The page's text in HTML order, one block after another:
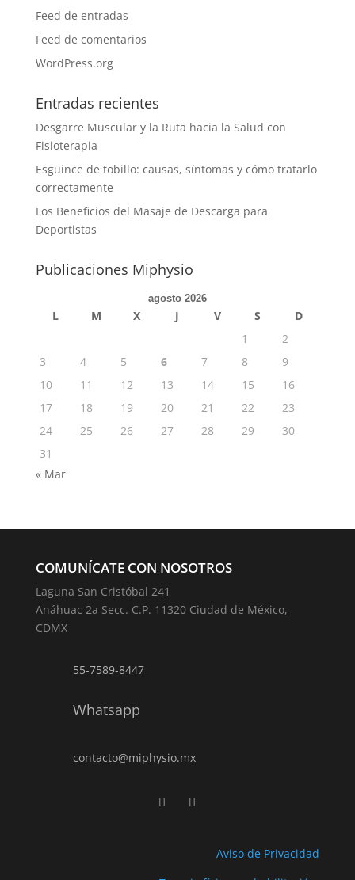
Feed de entradas
Feed de comentarios
WordPress.org
Entradas recientes
Desgarre Muscular y la Ruta hacia la Salud con
Fisioterapia
Esguince de tobillo: causas, síntomas y cómo tratarlo
correctamente
Los Beneficios del Masaje de Descarga para
Deportistas
Publicaciones Miphysio
agosto 2026
L M X J V S
D
1
2
3
4 5 6 7 8
9
10
11 12 13 14 15
16
17
18 19 20 21 22
23
24
25 26 27 28 29
30
31
« Mar
COMUNÍCATE CON NOSOTROS
Laguna San Cristóbal 241
Anáhuac 2a Secc. C.P. 11320 Ciudad de México,
CDMX
55-7589-8447
Whatsapp
contacto@miphysio.mx
Aviso de Privacidad